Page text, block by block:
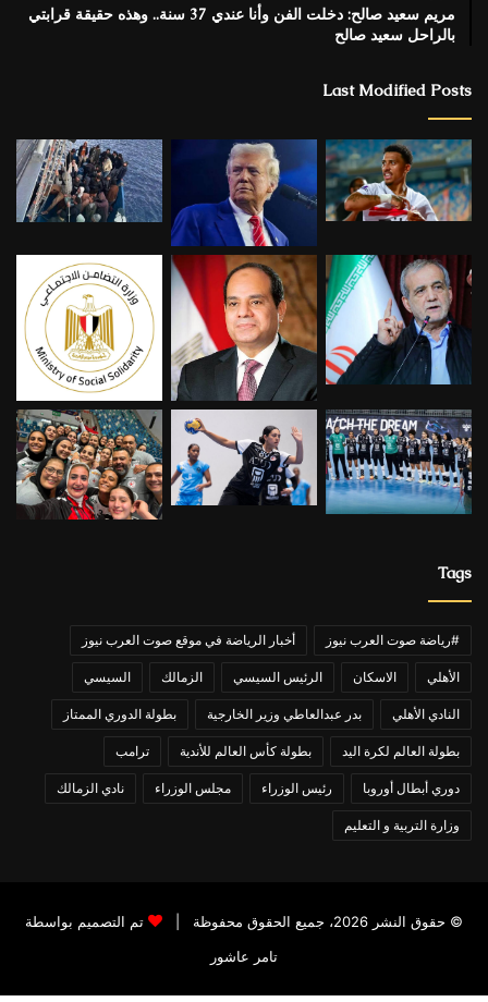
مريم سعيد صالح: دخلت الفن وأنا عندي 37 سنة.. وهذه حقيقة قرابتي
بالراحل سعيد صالح
Last Modified Posts
Tags
#رياضة صوت العرب نيوز أخبار الرياضة في موقع صوت العرب نيوز
الأهلي الاسكان الرئيس السيسي الزمالك السيسي
النادي الأهلي بدر عبدالعاطي وزير الخارجية بطولة الدوري الممتاز
بطولة العالم لكرة اليد بطولة كأس العالم للأندية ترامب
دوري أبطال أوروبا رئيس الوزراء مجلس الوزراء نادي الزمالك
وزارة التربية و التعليم
© حقوق النشر 2026، جميع الحقوق محفوظة |
تم التصميم بواسطة
تامر عاشور